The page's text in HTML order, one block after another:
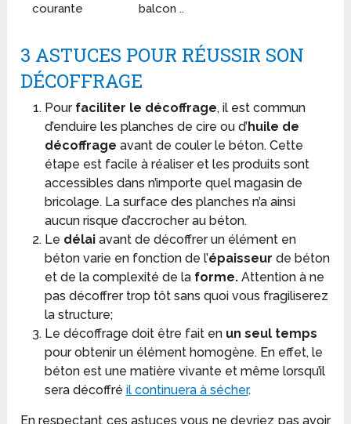
courante
balcon ..
3 ASTUCES POUR RÉUSSIR SON
DÉCOFFRAGE
Pour faciliter le décoffrage, il est commun
d’enduire les planches de cire ou d’huile de
décoffrage avant de couler le béton. Cette
étape est facile à réaliser et les produits sont
accessibles dans n’importe quel magasin de
bricolage. La surface des planches n’a ainsi
aucun risque d’accrocher au béton.
Le délaiavant de décoffrer un élément en
béton varie en fonction de l’épaisseur de béton
et de la complexité de la forme.Attention à ne
pas décoffrer trop tôt sans quoi vous fragiliserez
la structure;
Le décoffrage doit être fait en un seul temps
pour obtenir un élément homogène. En effet, le
béton est une matière vivante et même lorsqu’il
sera décoffré il continuera à sécher.
En respectant ces astuces vous ne devriez pas avoir